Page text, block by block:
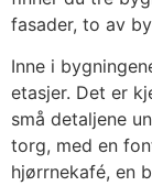
fasader, to av
Inne i
etasjer. Det er
små detaljene
torg, med en
hjørrnekafé, en